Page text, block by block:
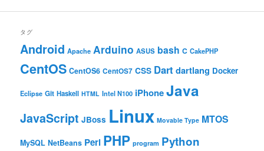
タグ
Android Apache Arduino ASUS bash C CakePHP
CentOS CentOS6 CentOS7 CSS Dart dartlang Docker
Eclipse Git Haskell HTML Intel N100 iPhoneJava
JavaScript JBoss Linux Movable Type MTOS
MySQL NetBeans Perl PHP program Python